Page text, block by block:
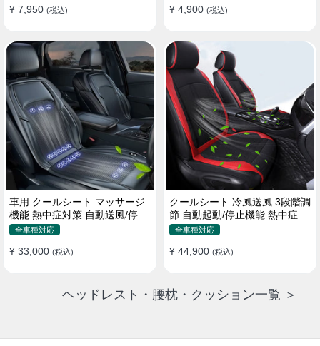
¥ 7,950 (税込) ¥ 4,900 (税込)
車用 クールシート マッサージ
機能 熱中症対策 自動送風/停止
機能 24個強力ファン 取付簡単
全車種対応
¥ 33,000 (税込)
クールシート 冷風送風 3段階調
節 自動起動/停止機能 熱中症対
策 夏 暑さ対策 取付簡単
全車種対応
¥ 44,900 (税込)
ヘッドレスト・腰枕・クッション一覧 ＞